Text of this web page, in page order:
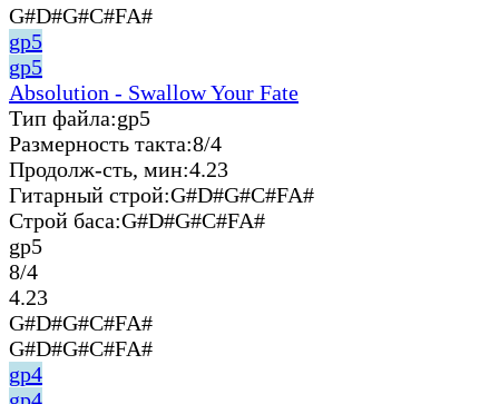
G#D#G#C#FA#
gp5
gp5
Absolution - Swallow Your Fate
Тип файла:gp5
Размерность такта:8/4
Продолж-сть, мин:4.23
Гитарный строй:G#D#G#C#FA#
Строй баса:G#D#G#C#FA#
gp5
8/4
4.23
G#D#G#C#FA#
G#D#G#C#FA#
gp4